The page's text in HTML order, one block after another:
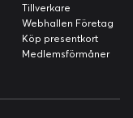
Tillverkare
Webhallen Företag
Köp presentkort
Medlemsförmåner